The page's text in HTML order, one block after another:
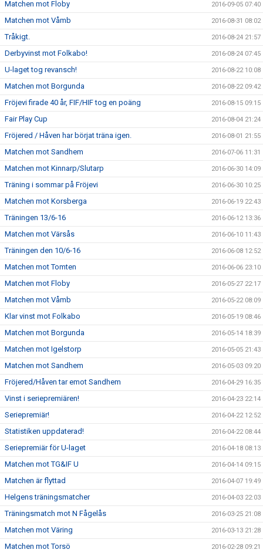
Matchen mot Floby 2016-09-05 07:40
Matchen mot Våmb 2016-08-31 08:02
Tråkigt. 2016-08-24 21:57
Derbyvinst mot Folkabo! 2016-08-24 07:45
U-laget tog revansch! 2016-08-22 10:08
Matchen mot Borgunda 2016-08-22 09:42
Fröjevi firade 40 år, FIF/HIF tog en poäng 2016-08-15 09:15
Fair Play Cup 2016-08-04 21:24
Fröjered / Håven har börjat träna igen. 2016-08-01 21:55
Matchen mot Sandhem 2016-07-06 11:31
Matchen mot Kinnarp/Slutarp 2016-06-30 14:09
Träning i sommar på Fröjevi 2016-06-30 10:25
Matchen mot Korsberga 2016-06-19 22:43
Träningen 13/6-16 2016-06-12 13:36
Matchen mot Värsås 2016-06-10 11:43
Träningen den 10/6-16 2016-06-08 12:52
Matchen mot Tomten 2016-06-06 23:10
Matchen mot Floby 2016-05-27 22:17
Matchen mot Våmb 2016-05-22 08:09
Klar vinst mot Folkabo 2016-05-19 08:46
Matchen mot Borgunda 2016-05-14 18:39
Matchen mot Igelstorp 2016-05-05 21:43
Matchen mot Sandhem 2016-05-03 09:20
Fröjered/Håven tar emot Sandhem 2016-04-29 16:35
Vinst i seriepremiären! 2016-04-23 22:14
Seriepremiär! 2016-04-22 12:52
Statistiken uppdaterad! 2016-04-22 08:44
Seriepremiär för U-laget 2016-04-18 08:13
Matchen mot TG&IF U 2016-04-14 09:15
Matchen är flyttad 2016-04-07 19:49
Helgens träningsmatcher 2016-04-03 22:03
Träningsmatch mot N Fågelås 2016-03-25 21:08
Matchen mot Väring 2016-03-13 21:28
Matchen mot Torsö 2016-02-28 09:21